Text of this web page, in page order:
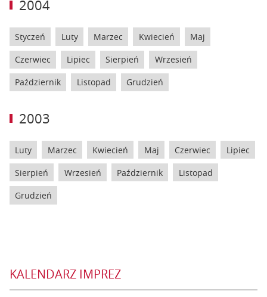
2004
Styczeń Luty Marzec Kwiecień Maj
Czerwiec Lipiec Sierpień Wrzesień
Październik Listopad Grudzień
2003
Luty Marzec Kwiecień Maj Czerwiec Lipiec
Sierpień Wrzesień Październik Listopad
Grudzień
KALENDARZ IMPREZ